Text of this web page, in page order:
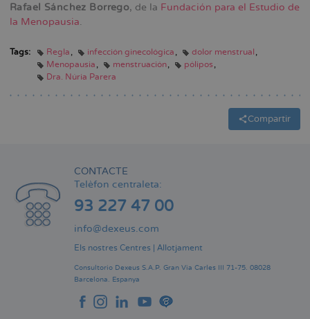
Rafael Sánchez Borrego, de la Fundación para el Estudio de
la Menopausia.
Tags: Regla infección ginecológica
dolor menstrual
Menopausia
menstruación
pólipos
Dra. Núria Parera
Compartir
CONTACTE
Telèfon centraleta:
93 227 47 00
info@dexeus.com
Els nostres Centres Allotjament
Consultorio Dexeus S.A.P. Gran Via Carles III 71-75. 08028
Barcelona. Espanya